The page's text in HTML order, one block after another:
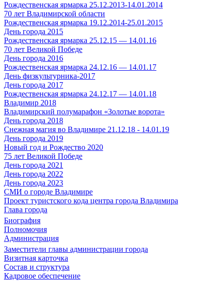
Рождественская ярмарка 25.12.2013-14.01.2014
70 лет Владимирской области
Рождественская ярмарка 19.12.2014-25.01.2015
День города 2015
Рождественская ярмарка 25.12.15 — 14.01.16
70 лет Великой Победе
День города 2016
Рождественская ярмарка 24.12.16 — 14.01.17
День физкультурника-2017
День города 2017
Рождественская ярмарка 24.12.17 — 14.01.18
Владимир 2018
Владимирский полумарафон «Золотые ворота»
День города 2018
Снежная магия во Владимире 21.12.18 - 14.01.19
День города 2019
Новый год и Рождество 2020
75 лет Великой Победе
День города 2021
День города 2022
День города 2023
СМИ о городе Владимире
Проект туристского кода центра города Владимира
Глава города
Биография
Полномочия
Администрация
Заместители главы администрации города
Визитная карточка
Состав и структура
Кадровое обеспечение